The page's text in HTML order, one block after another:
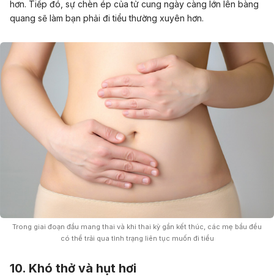
hơn. Tiếp đó, sự chèn ép của tử cung ngày càng lớn lên bàng
quang sẽ làm bạn phải đi tiểu thường xuyên hơn.
Trong giai đoạn đầu mang thai và khi thai kỳ gần kết thúc, các mẹ bầu đều
có thể trải qua tình trạng liên tục muốn đi tiểu
10. Khó thở và hụt hơi